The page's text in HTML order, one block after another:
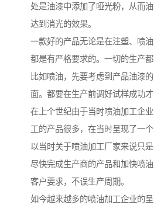
处是油漆中添加了哑光粉，从而油
达到消光的效果。
一款好的产品无论是在注塑、喷
都是有严格要求的。一切的生产都
比如喷油，先要考虑到产品油漆
面。都要在生产前调好试样成功
在上个世纪由于当时喷油加工企
工的产品很多，在当时呈现了一
以当时关于喷油加工厂家来说只
尽快完成生产商的产品和加快喷
客户要求，不误生产周期。
如今越来越多的喷油加工企业的